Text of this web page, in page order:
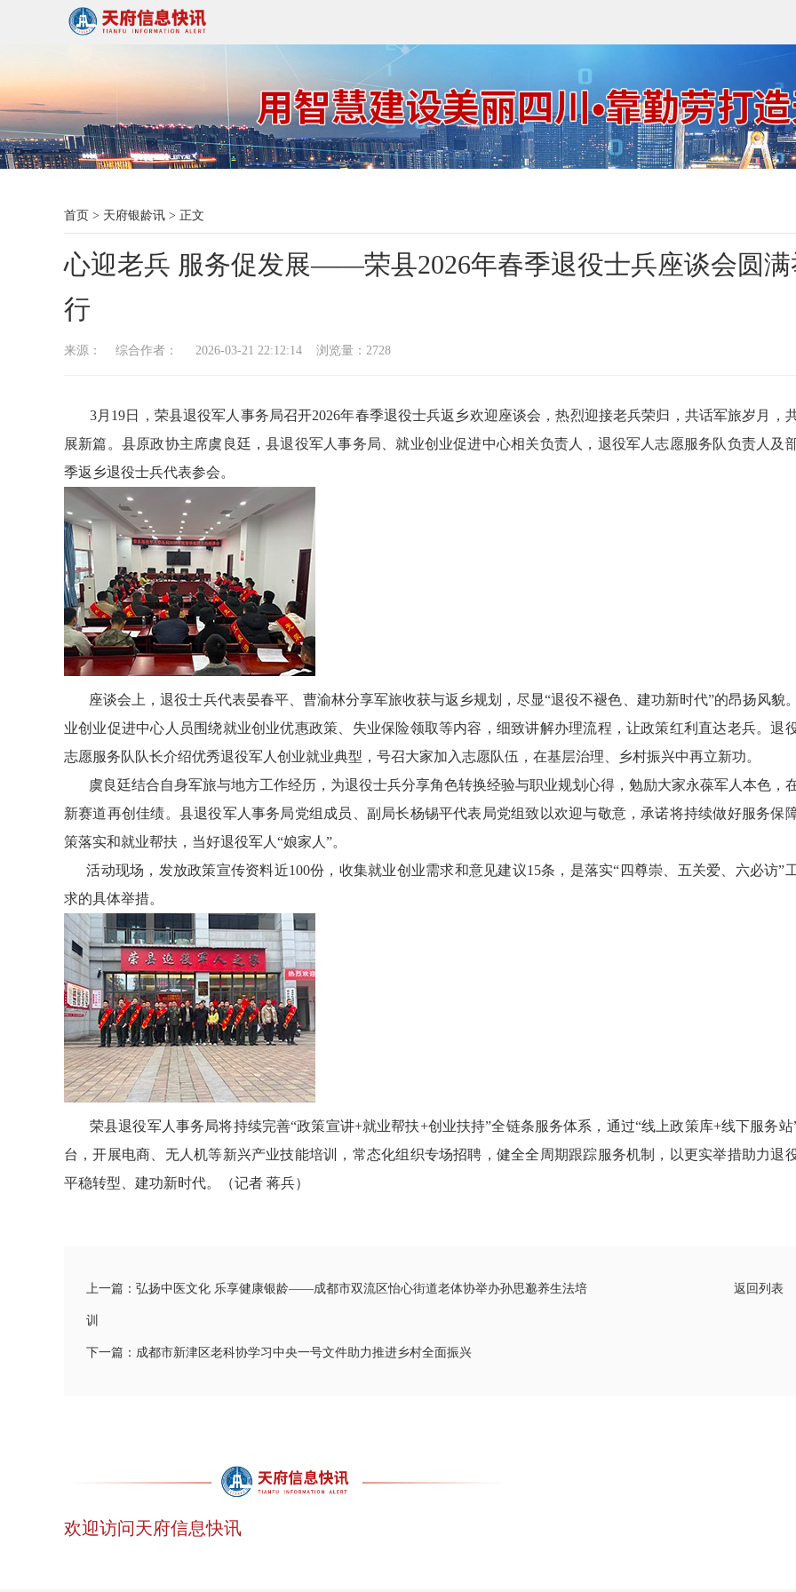
首页 > 天府银龄讯 > 正文
心迎老兵 服务促发展——荣县2026年春季退役士兵座谈会圆满
行
来源： 综合作者： 2026-03-21 22:12:14 浏览量： 2728
3月19日，荣县退役军人事务局召开2026年春季退役士兵返乡欢迎座谈会，热烈迎接老兵荣归，共话军旅岁月，
展新篇。县原政协主席虞良廷，县退役军人事务局、就业创业促进中心相关负责人，退役军人志愿服务队负责人及
季返乡退役士兵代表参会。
座谈会上，退役士兵代表晏春平、曹渝林分享军旅收获与返乡规划，尽显“退役不褪色、建功新时代”的昂扬风貌
业创业促进中心人员围绕就业创业优惠政策、失业保险领取等内容，细致讲解办理流程，让政策红利直达老兵。退
志愿服务队队长介绍优秀退役军人创业就业典型，号召大家加入志愿队伍，在基层治理、乡村振兴中再立新功。
虞良廷结合自身军旅与地方工作经历，为退役士兵分享角色转换经验与职业规划心得，勉励大家永葆军人本色，
新赛道再创佳绩。县退役军人事务局党组成员、副局长杨锡平代表局党组致以欢迎与敬意，承诺将持续做好服务保
策落实和就业帮扶，当好退役军人“娘家人”。
活动现场，发放政策宣传资料近100份，收集就业创业需求和意见建议15条，是落实“四尊崇、五关爱、六必访”
求的具体举措。
荣县退役军人事务局将持续完善“政策宣讲+就业帮扶+创业扶持”全链条服务体系，通过“线上政策库+线下服务站
台，开展电商、无人机等新兴产业技能培训，常态化组织专场招聘，健全全周期跟踪服务机制，以更实举措助力退
平稳转型、建功新时代。（记者 蒋兵）
上一篇：弘扬中医文化 乐享健康银龄——成都市双流区怡心街道老体协举办孙思邈养生法培
训
下一篇：成都市新津区老科协学习中央一号文件助力推进乡村全面振兴
返回列表
欢迎访问天府信息快讯